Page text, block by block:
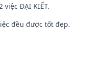
việc ĐẠI KIẾT.
đều được tốt đẹp.